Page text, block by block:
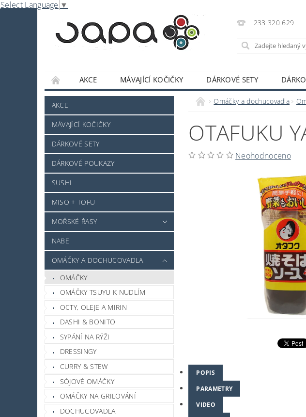
Select Language ▼
233 320 629
AKCE MÁVAJÍCÍ KOČIČKY DÁRKOVÉ SETY
NABE
OMÁČKY A DOCHUCOVADLA NUDLE A POLÉVKY
SLADKOSTI A POCHUTINY
SAKE A JINÝ ALKOHOL
JAPONSKÉ NÁDOBÍ
KOSMETIKA OSTATNÍ JAPONSKÉ
PRO ZVÍŘÁTKA - NOVINKA
MRAŽENÉ ZBOŽÍ
NAPIŠTE NÁM
AKCE
MÁVAJÍCÍ KOČIČKY
DÁRKOVÉ SETY
DÁRKOVÉ POUKAZY
SUSHI
MISO + TOFU
MOŘSKÉ ŘASY
NABE
OMÁČKY A DOCHUCOVADLA
OMÁČKY
OMÁČKY TSUYU K NUDLÍM
OCTY, OLEJE A MIRIN
DASHI & BONITO
SYPÁNÍ NA RÝŽI
DRESSINGY
CURRY & STEW
SÓJOVÉ OMÁČKY
OMÁČKY NA GRILOVÁNÍ
DOCHUCOVADLA
Omáčky a dochucovadla
OTAFUKU
Neohodnoceno
POPIS
PARAMETRY
VIDEO